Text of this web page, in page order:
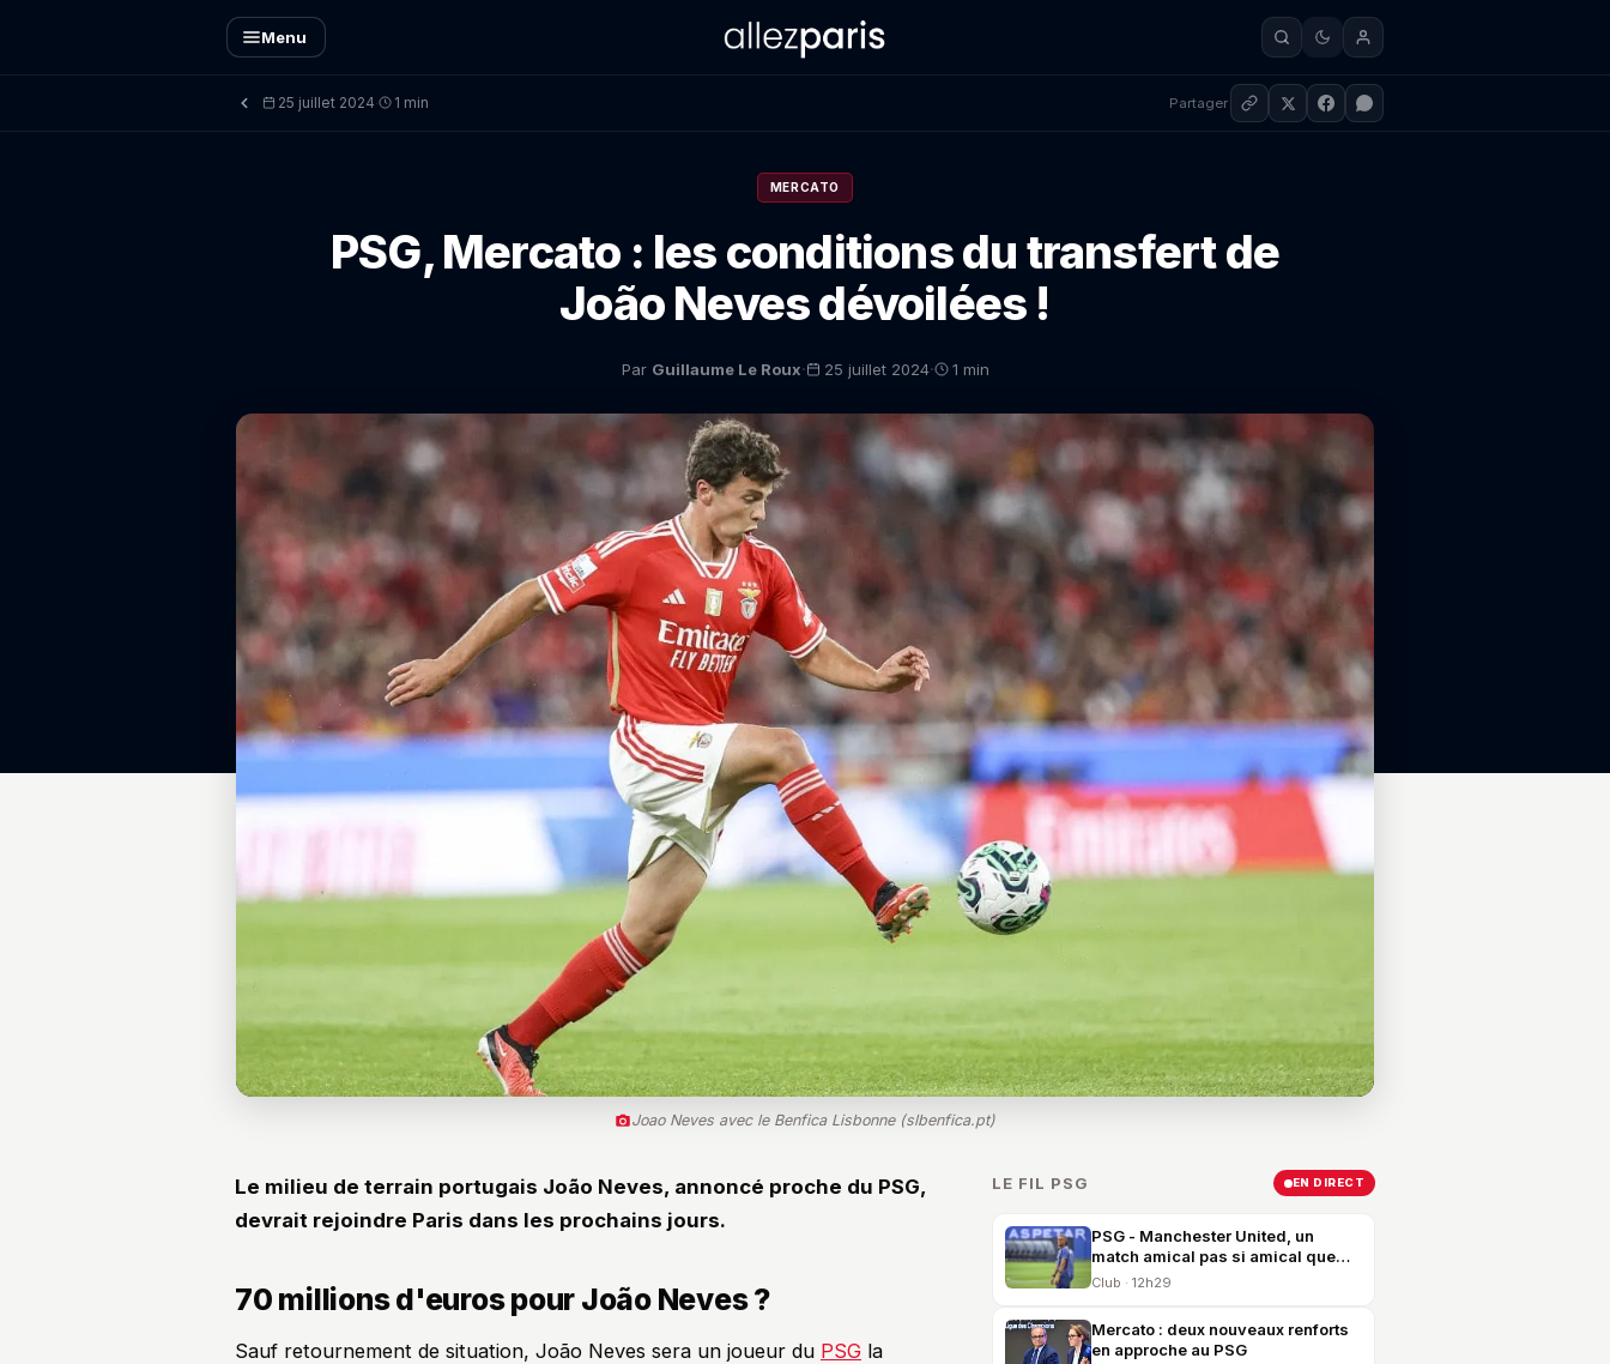
Menu
25 juillet 2024· 1 min Partager
MERCATO
PSG, Mercato : les conditions du transfert de
João Neves dévoilées !
Par Guillaume Le Roux· 25 juillet 2024· 1 min
Joao Neves avec le Benfica Lisbonne (slbenfica.pt)
Le milieu de terrain portugais João Neves, annoncé proche du PSG,
devrait rejoindre Paris dans les prochains jours.
70 millions d'euros pour João Neves ?
Sauf retournement de situation, João Neves sera un joueur du PSG la
LE FIL PSG EN DIRECT
PSG - Manchester United, un
match amical pas si amical que
cela
Club · 12h29
Mercato : deux nouveaux renforts
en approche au PSG